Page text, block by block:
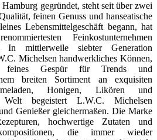
gegründet, steht seit über zwei
feinen Genuss und hanseatische
Lebensmittelgeschäft begann, hat
Feinkostunternehmen
In mittlerweile siebter Generation
Michelsen handwerkliches Können,
feines Gespür für Trends und
breiten Sortiment an exquisiten
Honigen, Likören und
begeistert L.W.C. Michelsen
Genießer gleichermaßen. Die Marke
hochwertige Zutaten und
die immer wieder